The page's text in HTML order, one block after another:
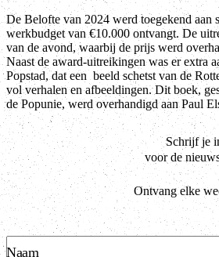
De Belofte van 2024 werd toegekend aan
werkbudget van €10.000 ontvangt. De
van de avond, waarbij de prijs werd
Naast de award-uitreikingen was er extra
Popstad, dat een beeld schetst van de
vol verhalen en afbeeldingen. Dit boek,
de Popunie, werd overhandigd aan Paul
Schrijf je
voor de
Ontvang elke
Naam